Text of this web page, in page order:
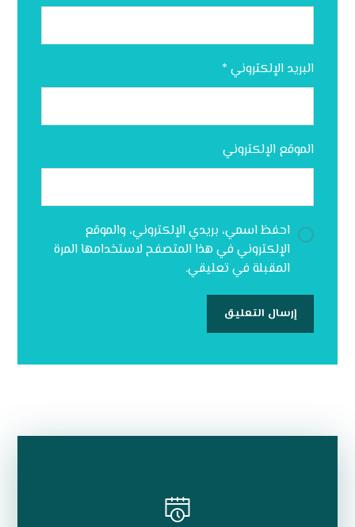
البريد الإلكتروني *
الموقع الإلكتروني
احفظ اسمي، بريدي الإلكتروني، والموقع
الإلكتروني في هذا المتصفح لاستخدامها المرة
المقبلة في تعليقي.